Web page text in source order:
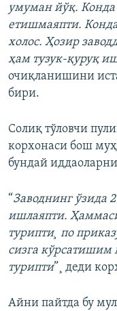
умуман йўқ. Конда
етишмаяпти. Конда
холос. Ҳозир
ҳам тузук-қуруқ
очиқланишини
бири.
Солиқ тўловчи
корхонаси бош
бундай
“Заводнинг ўзида
ишлаяпти.
турипти¸ по
сизга
турипти”¸ деди
Айни пайтда бу